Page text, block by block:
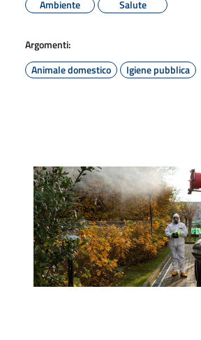
Ambiente
Salute
Argomenti:
Animale domestico
Igiene pubblica